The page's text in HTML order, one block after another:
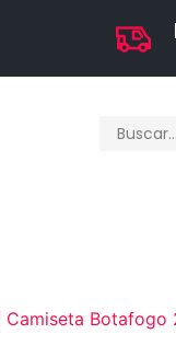
Camiseta Botafogo